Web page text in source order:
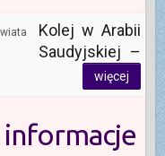
Kolej w Arabii
Saudyjskiej –
więcej
informacje